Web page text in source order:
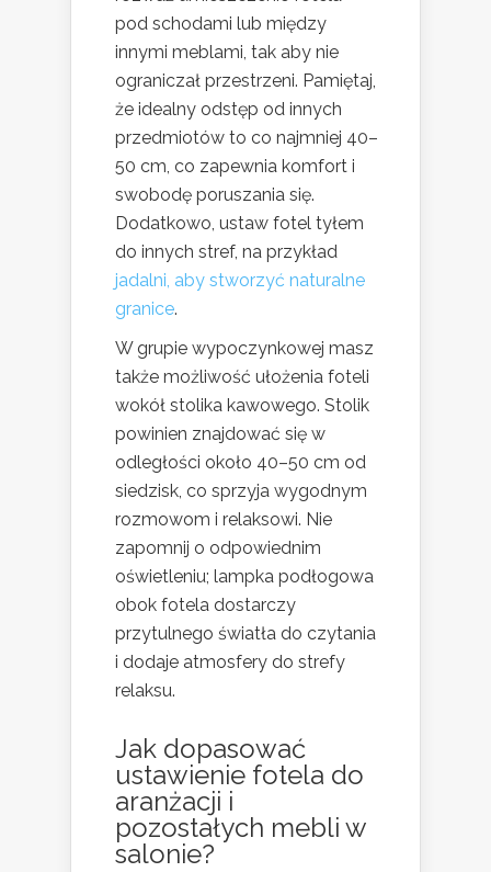
pod schodami lub między
innymi meblami, tak aby nie
ograniczał przestrzeni. Pamiętaj,
że idealny odstęp od innych
przedmiotów to co najmniej 40–
50 cm, co zapewnia komfort i
swobodę poruszania się.
Dodatkowo, ustaw fotel tyłem
do innych stref, na przykład
jadalni, aby stworzyć naturalne
granice.
W grupie wypoczynkowej masz
także możliwość ułożenia foteli
wokół stolika kawowego. Stolik
powinien znajdować się w
odległości około 40–50 cm od
siedzisk, co sprzyja wygodnym
rozmowom i relaksowi. Nie
zapomnij o odpowiednim
oświetleniu; lampka podłogowa
obok fotela dostarczy
przytulnego światła do czytania
i dodaje atmosfery do strefy
relaksu.
Jak dopasować
ustawienie fotela do
aranżacji i
pozostałych mebli w
salonie?